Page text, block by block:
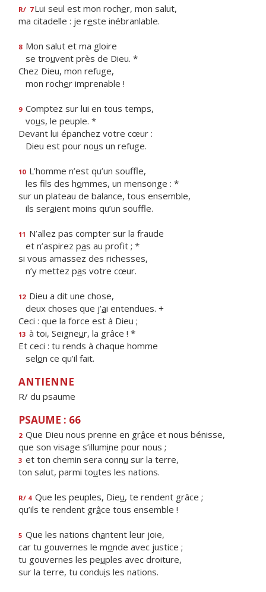
R/ 7 Lui seul est mon rocher, mon salut,
ma citadelle : je reste inébranlable.
8 Mon salut et ma gloire
se trouvent près de Dieu. *
Chez Dieu, mon refuge,
mon rocher imprenable !
9 Comptez sur lui en tous temps,
vous, le peuple. *
Devant lui épanchez votre cœur :
Dieu est pour nous un refuge.
10 L’homme n’est qu’un souffle,
les fils des hommes, un mensonge : *
sur un plateau de balance, tous ensemble,
ils seraient moins qu’un souffle.
11 N’allez pas compter sur la fraude
et n’aspirez pas au profit ; *
si vous amassez des richesses,
n’y mettez pas votre cœur.
12 Dieu a dit une chose,
deux choses que j’ai entendues. +
Ceci : que la force est à Dieu ;
13 à toi, Seigneur, la grâce ! *
Et ceci : tu rends à chaque homme
selon ce qu’il fait.
ANTIENNE
R/ du psaume
PSAUME : 66
2 Que Dieu nous prenne en grâce et nous bénisse,
que son visage s’illumine pour nous ;
3 et ton chemin sera connu sur la terre,
ton salut, parmi toutes les nations.
R/ 4 Que les peuples, Dieu, te rendent grâce ;
qu’ils te rendent grâce tous ensemble !
5 Que les nations chantent leur joie,
car tu gouvernes le monde avec justice ;
tu gouvernes les peuples avec droiture,
sur la terre, tu conduis les nations.